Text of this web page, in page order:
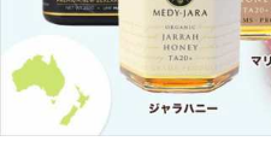
ニーと同様の健康
活性力 分析証明書
付 オーガニック認
定 蜂蜜 は
100P (10.0%)
auかんたん決済
ニーと同様の健康
活性力 分析証明書
付 オーガニック認
定 蜂蜜 は
171P (10.0%)
クレカ
auかんたん決済